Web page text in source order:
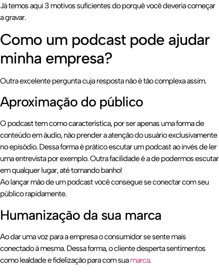
Já temos aqui 3 motivos suficientes do porquê você deveria começar
a gravar.
Como um podcast pode ajudar
minha empresa?
Outra excelente pergunta cuja resposta não é tão complexa assim.
Aproximação do público
O podcast tem como característica, por ser apenas uma forma de
conteúdo em áudio, não prender a atenção do usuário exclusivamente
no episódio. Dessa forma é prático escutar um podcast ao invés de ler
uma entrevista por exemplo. Outra facilidade é a de podermos escutar
em qualquer lugar, até tomando banho!
Ao lançar mão de um podcast você consegue se conectar com seu
público rapidamente.
Humanização da sua marca
Ao dar uma voz para a empresa o consumidor se sente mais
conectado à mesma. Dessa forma, o cliente desperta sentimentos
como lealdade e fidelização para com suamarca.